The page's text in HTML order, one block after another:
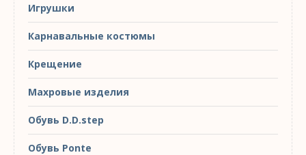
Игрушки
Карнавальные костюмы
Крещение
Махровые изделия
Обувь D.D.step
Обувь Ponte